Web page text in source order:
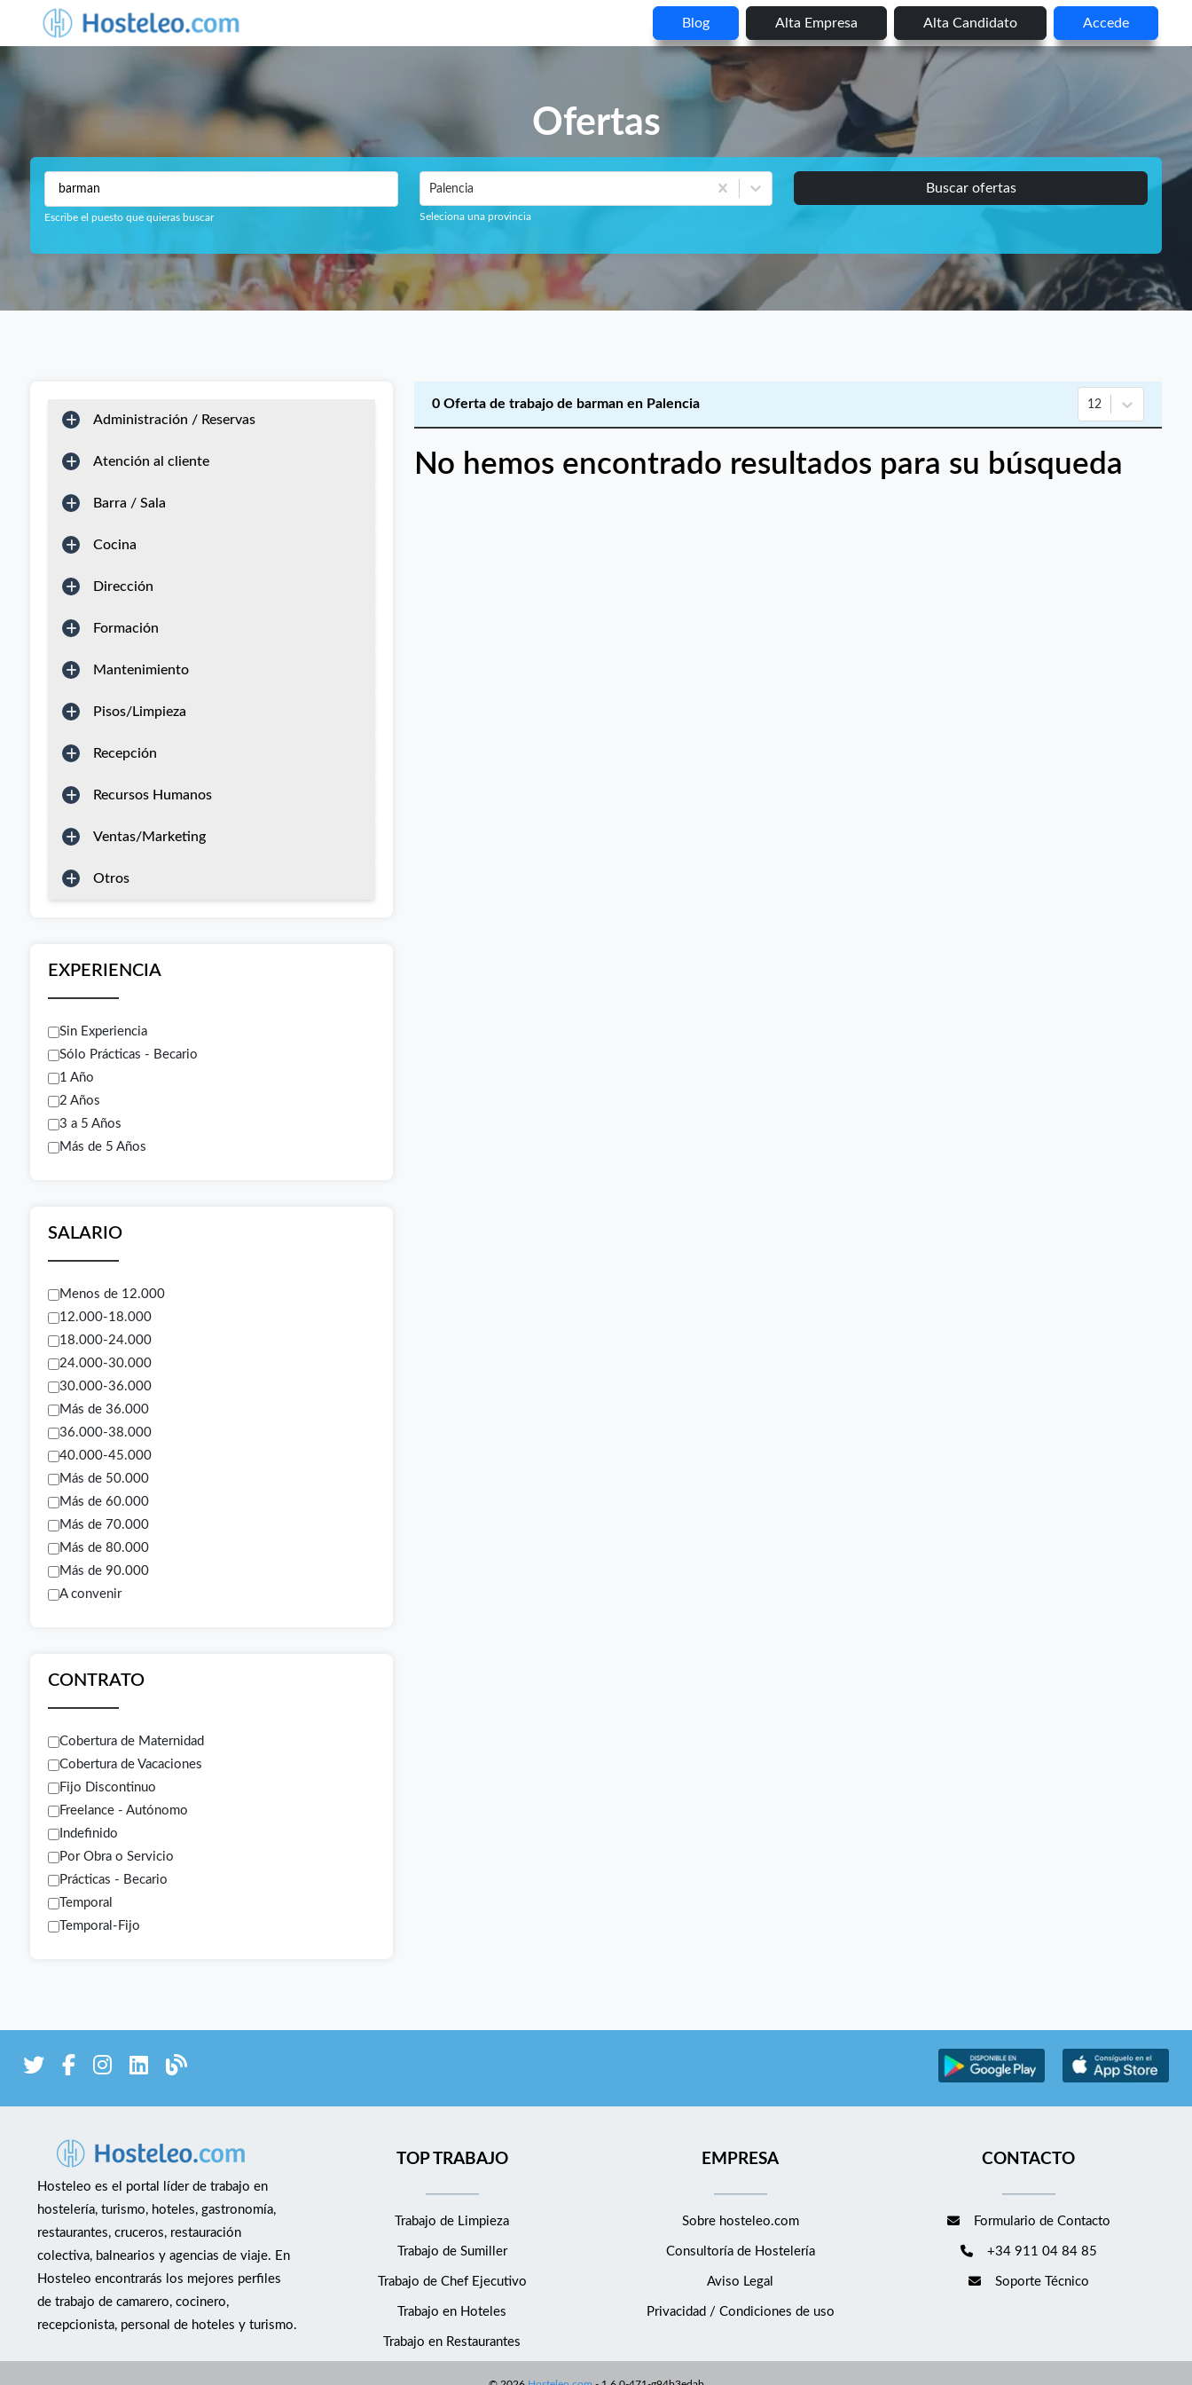
Blog Alta Empresa Alta Candidato Accede
Ofertas
Escribe el puesto que quieras buscar
Palencia
Seleciona una provincia
Buscar ofertas
Administración / Reservas
Atención al cliente
Barra / Sala
Cocina
Dirección
Formación
Mantenimiento
Pisos/Limpieza
Recepción
Recursos Humanos
Ventas/Marketing
Otros
EXPERIENCIA
Sin Experiencia
Sólo Prácticas - Becario
1 Año
2 Años
3 a 5 Años
Más de 5 Años
SALARIO
Menos de 12.000
12.000-18.000
18.000-24.000
24.000-30.000
30.000-36.000
Más de 36.000
36.000-38.000
40.000-45.000
Más de 50.000
Más de 60.000
Más de 70.000
Más de 80.000
Más de 90.000
A convenir
CONTRATO
Cobertura de Maternidad
Cobertura de Vacaciones
Fijo Discontinuo
Freelance - Autónomo
Indefinido
Por Obra o Servicio
Prácticas - Becario
Temporal
Temporal-Fijo
0 Oferta de trabajo de barman en Palencia 12
No hemos encontrado resultados para su búsqueda
Hosteleo es el portal líder de trabajo en
hostelería, turismo, hoteles, gastronomía,
restaurantes, cruceros, restauración
colectiva, balnearios y agencias de viaje. En
Hosteleo encontrarás los mejores perfiles
de trabajo de camarero, cocinero,
recepcionista, personal de hoteles y turismo.
TOP TRABAJO
Trabajo de Limpieza
Trabajo de Sumiller
Trabajo de Chef Ejecutivo
Trabajo en Hoteles
Trabajo en Restaurantes
EMPRESA
Sobre hosteleo.com
Consultoría de Hostelería
Aviso Legal
Privacidad / Condiciones de uso
CONTACTO
Formulario de Contacto
+34 911 04 84 85
Soporte Técnico